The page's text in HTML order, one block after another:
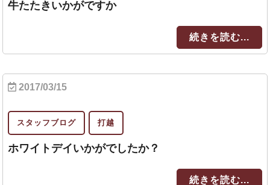
牛たたきいかがですか
続きを読む...
2017/03/15
スタッフブログ 打越
ホワイトデイいかがでしたか？
続きを読む...